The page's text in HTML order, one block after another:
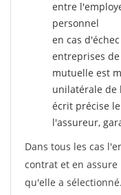
entre
personnel
en cas
entreprises
mutuelle est
unilatérale de
écrit précise
l'assureur,
Dans tous les cas
contrat et en
qu'elle a sélectionné.